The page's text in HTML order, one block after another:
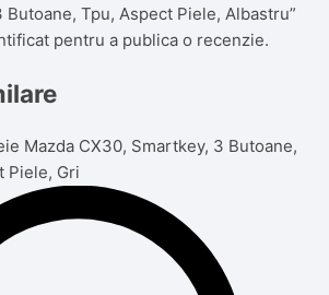
Butoane, Tpu, Aspect Piele, Albastru”
pentru a publica o recenzie.